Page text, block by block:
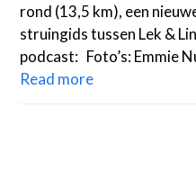
rond (13,5 km), een
struingids tussen Lek &
podcast: Foto’s: Emmie
Read more